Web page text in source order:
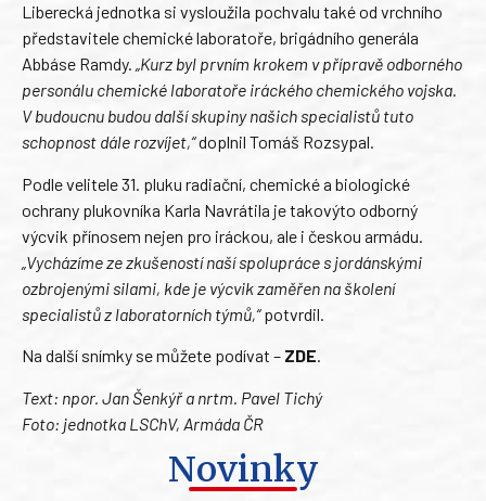
Liberecká jednotka si vysloužila pochvalu také od vrchního
představitele chemické laboratoře, brigádního generála
Abbáse Ramdy. „Kurz byl prvním krokem v přípravě odborného
personálu chemické laboratoře iráckého chemického vojska.
V budoucnu budou další skupiny našich specialistů tuto
schopnost dále rozvíjet,“doplnil Tomáš Rozsypal.
Podle velitele 31. pluku radiační, chemické a biologické
ochrany plukovníka Karla Navrátila je takovýto odborný
výcvik přínosem nejen pro iráckou, ale i českou armádu.
„Vycházíme ze zkušeností naší spolupráce s jordánskými
ozbrojenými silami, kde je výcvik zaměřen na školení
specialistů z laboratorních týmů,“potvrdil.
Na další snímky se můžete podívat – ZDE.
Text: npor. Jan Šenkýř a nrtm. Pavel Tichý
Foto: jednotka LSChV, Armáda ČR
Novinky